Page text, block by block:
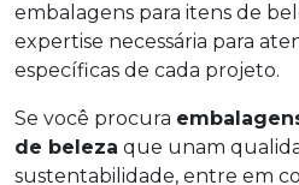
embalagens para itens de
expertise necessária para
específicas de cada projeto.
Se você procura
de beleza que unam
sustentabilidade, entre em